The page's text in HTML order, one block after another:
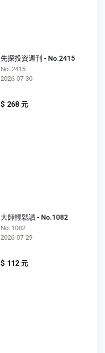
先探投資週刊 - No.2415
No. 2415
2026-07-30
$ 268 元
大師輕鬆讀 - No.1082
No. 1082
2026-07-29
$ 112 元